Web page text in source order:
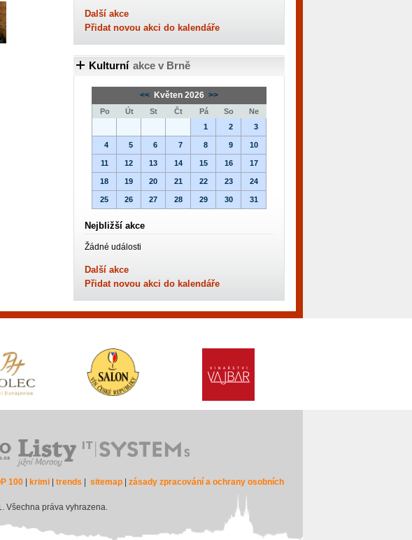
Další akce
Přidat novou akci do kalendáře
Kulturní akce v Brně
<< Květen 2026 >>
Po Út St Čt Pá So
Ne
1
2 3
4 5 6 7 8 9 10
11 12 13 14 15 16 17
18 19 20 21 22 23 24
25 26 27 28 29 30 31
Nejbližší akce
Žádné události
Další akce
Přidat novou akci do kalendáře
100| krimi| trends sitemap| zásady zpracování a ochrany osobních
Všechna práva vyhrazena.